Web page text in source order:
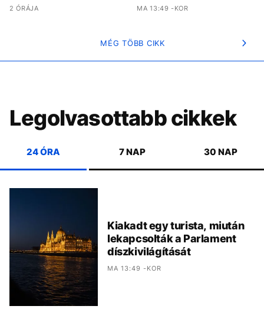
2 ÓRÁJA MA 13:49 -KOR
MÉG TÖBB CIKK
Legolvasottabb cikkek
24 ÓRA 7 NAP 30 NAP
Kiakadt egy turista, miután
lekapcsolták a Parlament
díszkivilágítását
MA 13:49 -KOR